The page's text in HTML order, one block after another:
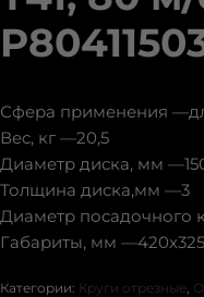
Сфера применения
Вес, кг —20,5
Диаметр диска, мм
Толщина диска,мм —3
Диаметр посадочного
Габариты, мм
Категории: Круги отрезные